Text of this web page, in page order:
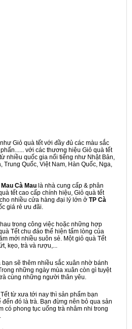
Giỏ quà tết với đầy đủ các màu sắc
với các thương hiệu Giỏ quà tết
nhiều quốc gia nổi tiếng như Nhật Bản,
Quốc, Việt Nam, Hàn Quốc, Nga,
Cà Mau là nhà cung cấp & phân
tết cao cấp chính hiệu, Giỏ quà tết
nhiều cửa hàng đại lý lớn ở TP Cà
giá rẻ ưu đãi.
trong công việc hoặc những hợp
Tết chu đáo thể hiện tấm lòng của
mới nhiều suôn sẻ. Một giỏ quà Tết
kẹo, trà và rượu,...
bạn sẽ thêm nhiều sắc xuân nhờ bánh
những ngày mùa xuân còn gì tuyệt
cùng những người thân yêu.
từ xưa tới nay thì sản phẩm bạn
đó là trà. Bạn đừng nên bỏ qua sản
có phong tục uống trà nhâm nhi trong